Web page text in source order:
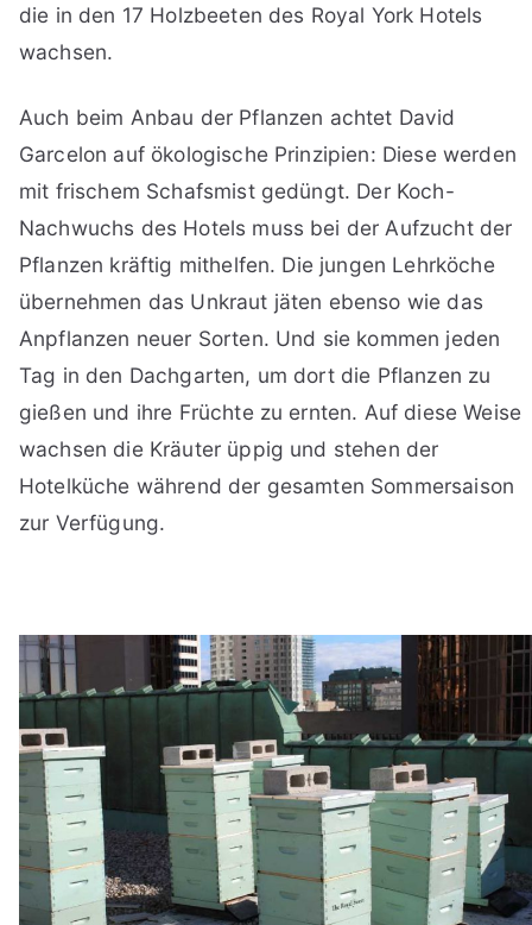
die in den 17 Holzbeeten des Royal York Hotels
wachsen.
Auch beim Anbau der Pflanzen achtet David
Garcelon auf ökologische Prinzipien: Diese werden
mit frischem Schafsmist gedüngt. Der Koch-
Nachwuchs des Hotels muss bei der Aufzucht der
Pflanzen kräftig mithelfen. Die jungen Lehrköche
übernehmen das Unkraut jäten ebenso wie das
Anpflanzen neuer Sorten. Und sie kommen jeden
Tag in den Dachgarten, um dort die Pflanzen zu
gießen und ihre Früchte zu ernten. Auf diese Weise
wachsen die Kräuter üppig und stehen der
Hotelküche während der gesamten Sommersaison
zur Verfügung.